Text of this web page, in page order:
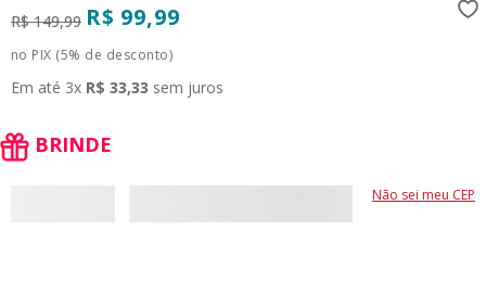
R$ 149,99 R$ 99,99
no PIX (5% de desconto)
Em até 3x R$ 33,33 sem juros
BRINDE
Não sei meu CEP